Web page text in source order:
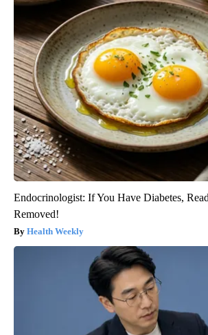
Endocrinologist: If You Have Diabetes,
Removed!
Health Weekly